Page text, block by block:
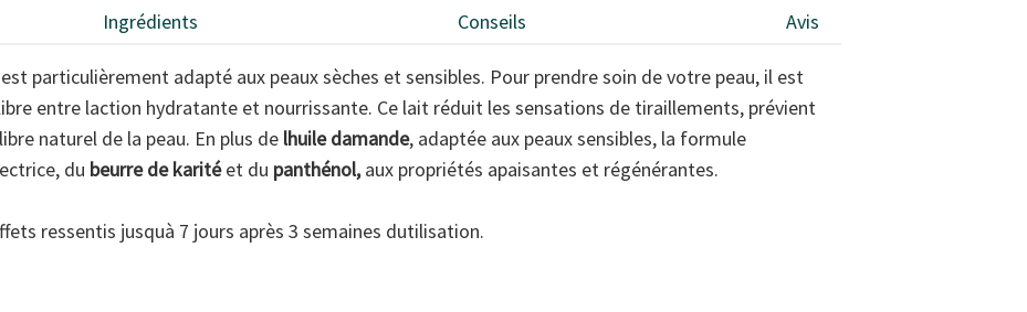
Ingrédients Conseils Avis
particulièrement adapté aux peaux sèches et sensibles. Pour prendre soin de votre peau, il est
entre laction hydratante et nourrissante. Ce lait réduit les sensations de tiraillements, prévient
naturel de la peau. En plus de lhuile damande, adaptée aux peaux sensibles, la formule
du beurre de karitéet du panthénol,aux propriétés apaisantes et régénérantes.
ressentis jusquà 7 jours après 3 semaines dutilisation.